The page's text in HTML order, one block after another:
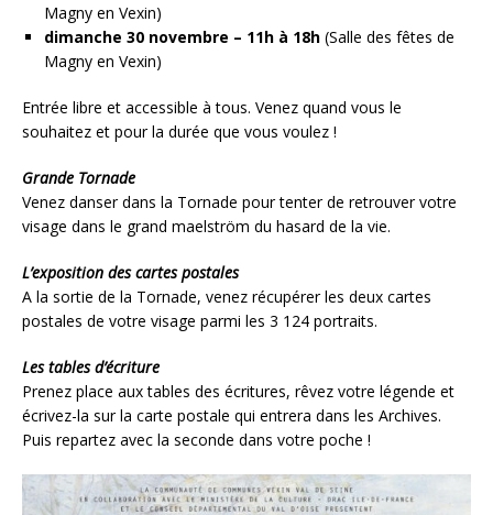
Magny en Vexin)
dimanche 30 novembre – 11h à 18h (Salle des fêtes de
Magny en Vexin)
Entrée libre et accessible à tous. Venez quand vous le
souhaitez et pour la durée que vous voulez !
Grande Tornade
Venez danser dans la Tornade pour tenter de retrouver votre
visage dans le grand maelström du hasard de la vie.
L’exposition des cartes postales
A la sortie de la Tornade, venez récupérer les deux cartes
postales de votre visage parmi les 3 124 portraits.
Les tables d’écriture
Prenez place aux tables des écritures, rêvez votre légende et
écrivez-la sur la carte postale qui entrera dans les Archives.
Puis repartez avec la seconde dans votre poche !